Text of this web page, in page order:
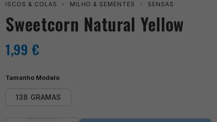
ISCOS & COLAS › MILHO & SEMENTES › SENSAS
Sweetcorn Natural Yellow
1,99 €
Tamanho Modelo
138 GRAMAS